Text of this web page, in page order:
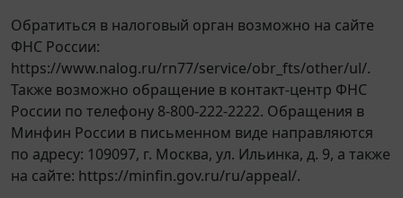
Обратиться в налоговый орган возможно на сайте
ФНС России:
https://www.nalog.ru/rn77/service/obr_fts/other/ul/.
Также возможно обращение в контакт-центр ФНС
России по телефону 8-800-222-2222. Обращения в
Минфин России в письменном виде направляются
по адресу: 109097, г. Москва, ул. Ильинка, д. 9, а также
на сайте: https://minfin.gov.ru/ru/appeal/.